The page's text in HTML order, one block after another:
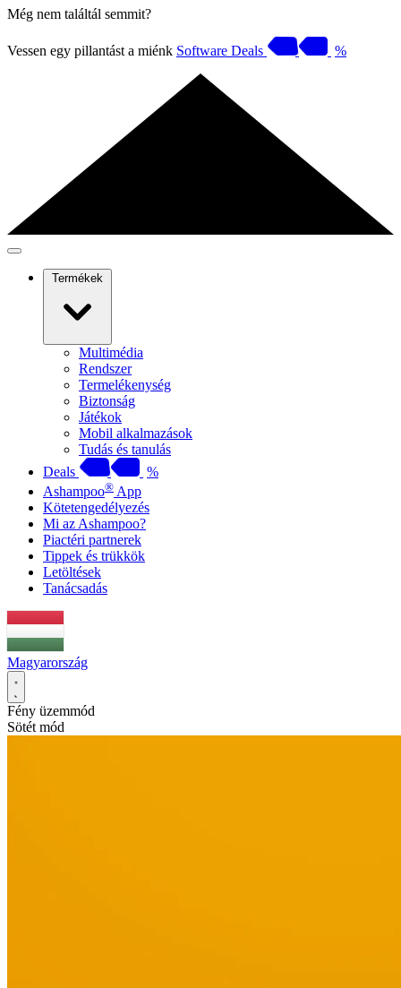
Még nem találtál semmit?
Vessen egy pillantást a miénk Software Deals %
Termékek
Multimédia
Rendszer
Termelékenység
Biztonság
Játékok
Mobil alkalmazások
Tudás és tanulás
Deals
%
Ashampoo® App
Kötetengedélyezés
Mi az Ashampoo?
Piactéri partnerek
Tippek és trükkök
Letöltések
Tanácsadás
Magyarország
Fény üzemmód
Sötét mód